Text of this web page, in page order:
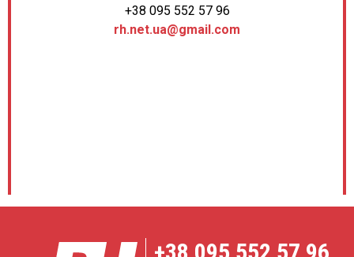
+38 095 552 57 96
rh.net.ua@gmail.com